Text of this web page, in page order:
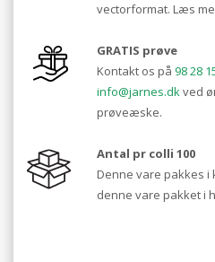
vectorformat. Læs
GRATIS prøve
Kontakt os på 98 28
info@jarnes.dkved
prøveæske.
Antal pr colli 100
Denne vare pakkes i
denne vare pakket i